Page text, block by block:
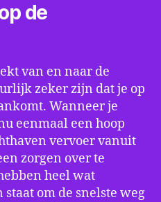
de
van en naar de
zeker zijn dat je op
Wanneer je
eenmaal een hoop
vervoer vanuit
zorgen over te
heel wat
om de snelste weg